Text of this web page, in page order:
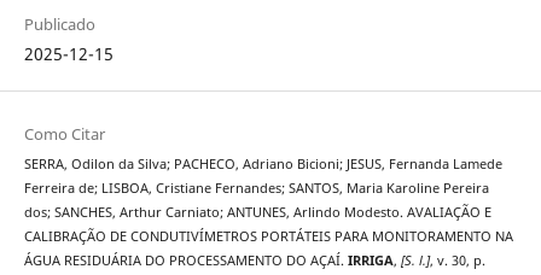
Publicado
2025-12-15
Como Citar
SERRA, Odilon da Silva; PACHECO, Adriano Bicioni; JESUS, Fernanda Lamede
Ferreira de; LISBOA, Cristiane Fernandes; SANTOS, Maria Karoline Pereira
dos; SANCHES, Arthur Carniato; ANTUNES, Arlindo Modesto. AVALIAÇÃO E
CALIBRAÇÃO DE CONDUTIVÍMETROS PORTÁTEIS PARA MONITORAMENTO NA
ÁGUA RESIDUÁRIA DO PROCESSAMENTO DO AÇAÍ. IRRIGA, [S. l.], v. 30, p.